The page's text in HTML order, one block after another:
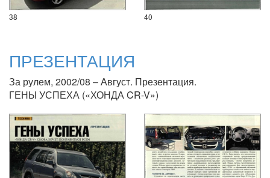
38 40
ПРЕЗЕНТАЦИЯ
За рулем, 2002/08 – Август. Презентация.
ГЕНЫ УСПЕХА («ХОНДА CR-V»)